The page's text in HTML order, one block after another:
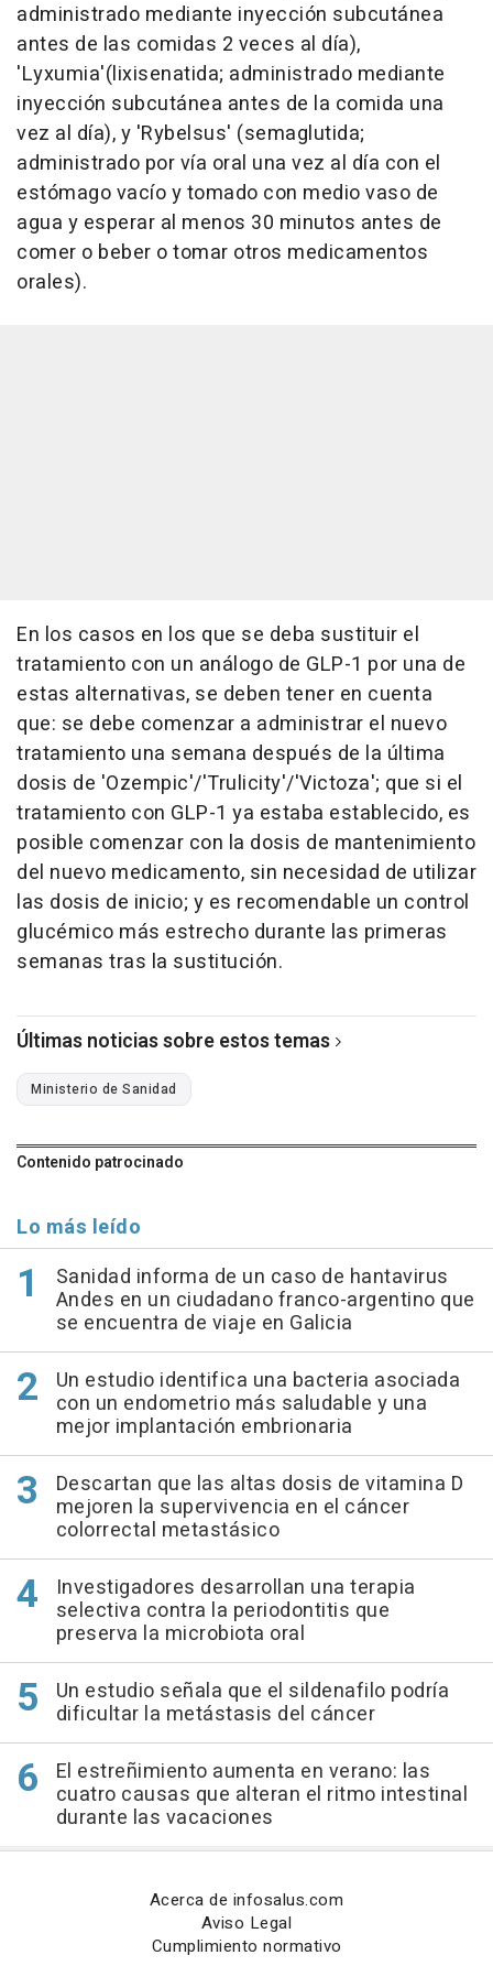
administrado mediante inyección subcutánea
antes de las comidas 2 veces al día),
'Lyxumia'(lixisenatida; administrado mediante
inyección subcutánea antes de la comida una
vez al día), y 'Rybelsus' (semaglutida;
administrado por vía oral una vez al día con el
estómago vacío y tomado con medio vaso de
agua y esperar al menos 30 minutos antes de
comer o beber o tomar otros medicamentos
orales).
En los casos en los que se deba sustituir el
tratamiento con un análogo de GLP-1 por una de
estas alternativas, se deben tener en cuenta
que: se debe comenzar a administrar el nuevo
tratamiento una semana después de la última
dosis de 'Ozempic'/'Trulicity'/'Victoza'; que si el
tratamiento con GLP-1 ya estaba establecido, es
posible comenzar con la dosis de mantenimiento
del nuevo medicamento, sin necesidad de utilizar
las dosis de inicio; y es recomendable un control
glucémico más estrecho durante las primeras
semanas tras la sustitución.
Últimas noticias sobre estos temas
Ministerio de Sanidad
Contenido patrocinado
Lo más leído
Sanidad informa de un caso de hantavirus
Andes en un ciudadano franco-argentino que
se encuentra de viaje en Galicia
Un estudio identifica una bacteria asociada
con un endometrio más saludable y una
mejor implantación embrionaria
Descartan que las altas dosis de vitamina D
mejoren la supervivencia en el cáncer
colorrectal metastásico
Investigadores desarrollan una terapia
selectiva contra la periodontitis que
preserva la microbiota oral
Un estudio señala que el sildenafilo podría
dificultar la metástasis del cáncer
El estreñimiento aumenta en verano: las
cuatro causas que alteran el ritmo intestinal
durante las vacaciones
Acerca de infosalus.com
Aviso Legal
Cumplimiento normativo